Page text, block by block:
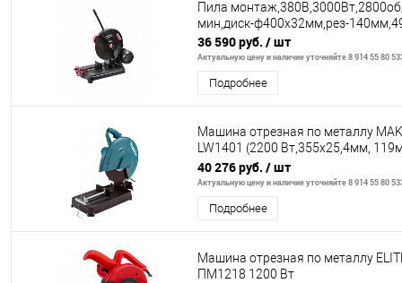
Пила
мин,диск-ф400х32мм,рез-
36 590 руб. / шт
Актуальную цену и наличие уточняйте 8 914 55 80
Подробнее
Машина отрезная по металлу
LW1401 (2200 Вт,355х25,4мм,
коробка)
40 276 руб. / шт
Актуальную цену и наличие уточняйте 8 914 55 80
Подробнее
Машина отрезная по металлу
ПМ1218 1200 Вт